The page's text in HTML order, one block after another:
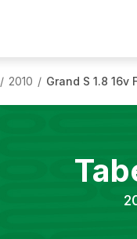
/ 2010 / Grand S 1.8 16v